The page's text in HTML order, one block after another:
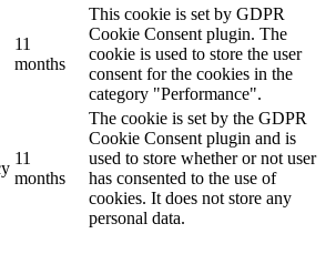
11
months
This cookie is set by GDPR
Cookie Consent plugin. The
cookie is used to store the user
consent for the cookies in the
category "Performance".
11
months
The cookie is set by the GDPR
Cookie Consent plugin and is
used to store whether or not user
has consented to the use of
cookies. It does not store any
personal data.